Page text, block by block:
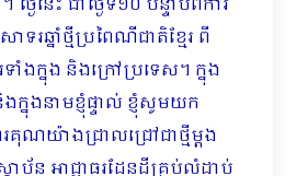
រឆ្នាំថ្មីប្រពៃណីជាតិខ្មែរ ពី
ាំងក្នុង និងក្រៅប្រទេស។ ក្នុង
ក្នុងនាមខ្ញុំផ្ទាល់ ខ្ញុំសូមយក
គុណយ៉ាងជ្រាលជ្រៅជាថ្មីម្តង
ប័ន អាជ្ញាធរដែនដីគ្រប់លំដាប់